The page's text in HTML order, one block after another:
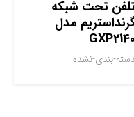
تحت شبکه
مدل
GXP2140
دسته-بندی-نشده